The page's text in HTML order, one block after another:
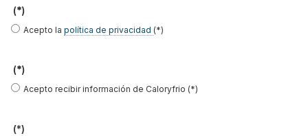
(*)
Acepto la política de privacidad (*)
(*)
Acepto recibir información de Caloryfrio (*)
(*)